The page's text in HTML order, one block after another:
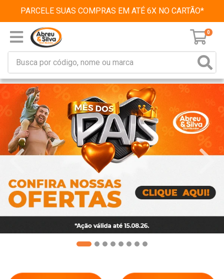
PARCELE SUAS COMPRAS EM ATÉ 6X NO CARTÃO*
0